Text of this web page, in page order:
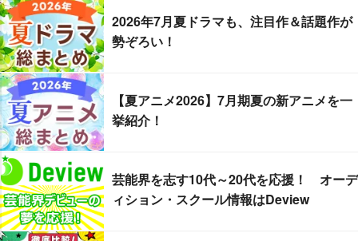
2026年7月夏ドラマも、注目作＆話題作が
勢ぞろい！
【夏アニメ2026】7月期夏の新アニメを一
挙紹介！
芸能界を志す10代～20代を応援！ オーデ
ィション・スクール情報はDeview